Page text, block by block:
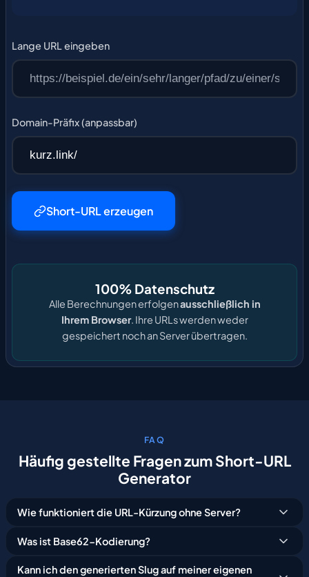
Lange URL eingeben
Domain-Präfix (anpassbar)
Short-URL erzeugen
100% Datenschutz
Alle Berechnungen erfolgenausschließlich in
Ihrem Browser. Ihre URLs werden weder
gespeichert noch an Server übertragen.
FAQ
Häufiggestellte Fragenzum Short-URL
Generator
Wie funktioniert die URL-Kürzung ohne Server?
Was ist Base62-Kodierung?
Kann ich den generierten Slug auf meiner eigenen